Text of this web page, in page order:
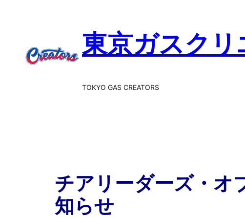
東京ガスク
TOKYO GAS CREATORS
チアリーダーズ・オ
知らせ